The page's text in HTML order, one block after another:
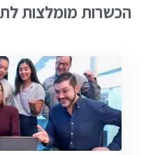
הכשרות מומלצות